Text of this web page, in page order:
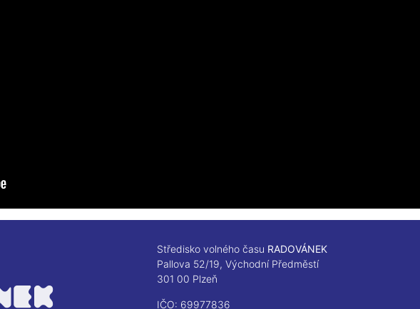
Středisko volného času RADOVÁNEK
Pallova 52/19, Východní Předměstí
301 00 Plzeň
IČO: 69977836